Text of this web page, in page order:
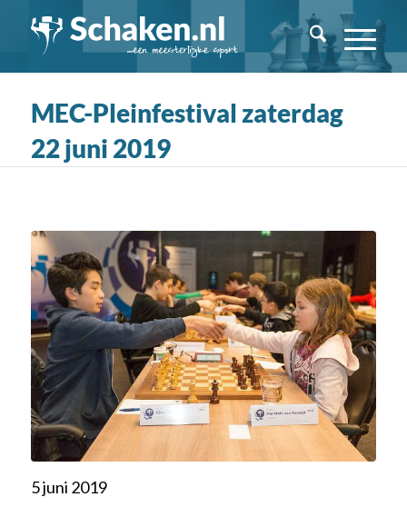
MEC-Pleinfestival zaterdag
22 juni 2019
5 juni 2019